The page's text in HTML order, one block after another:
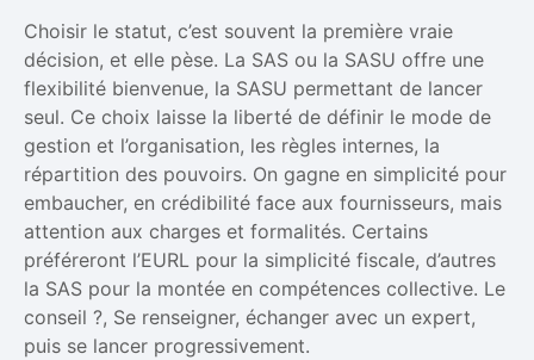
Choisir le statut, c’est souvent la première vraie
décision, et elle pèse. La SAS ou la SASU offre une
flexibilité bienvenue, la SASU permettant de lancer
seul. Ce choix laisse la liberté de définir le mode de
gestion et l’organisation, les règles internes, la
répartition des pouvoirs. On gagne en simplicité pour
embaucher, en crédibilité face aux fournisseurs, mais
attention aux charges et formalités. Certains
préféreront l’EURL pour la simplicité fiscale, d’autres
la SAS pour la montée en compétences collective. Le
conseil ?, Se renseigner, échanger avec un expert,
puis se lancer progressivement.